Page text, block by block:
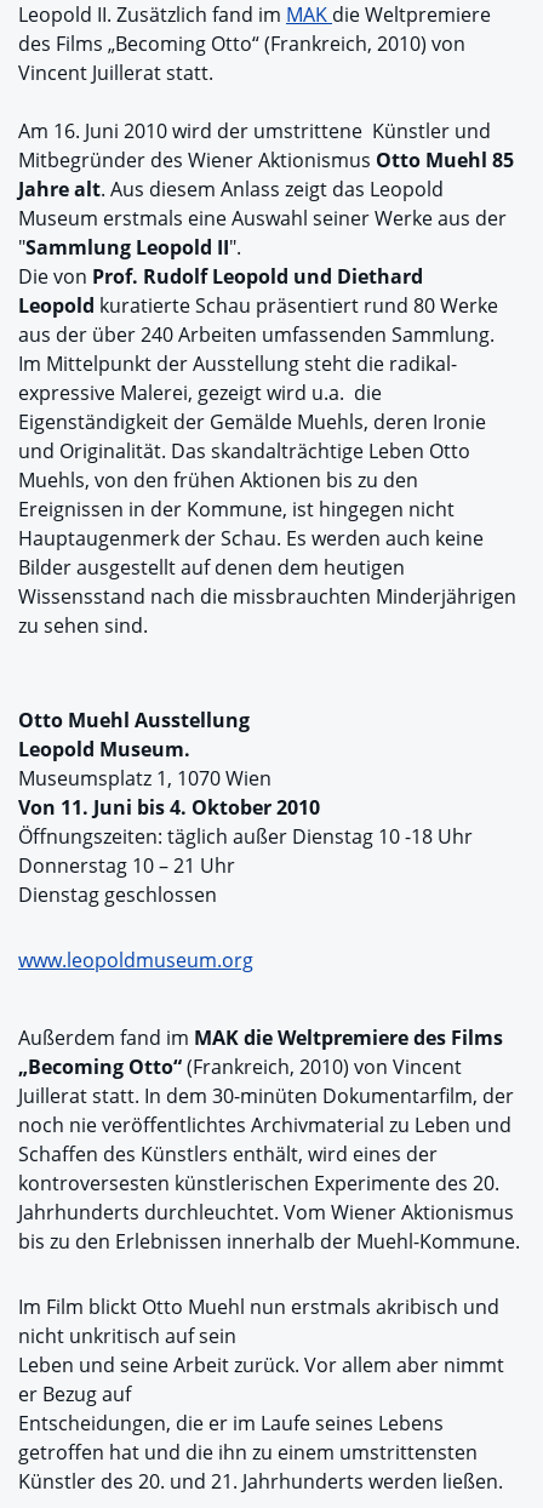
Leopold II. Zusätzlich fand im MAK die Weltpremiere
des Films „Becoming Otto“ (Frankreich, 2010) von
Vincent Juillerat statt.
Am 16. Juni 2010 wird der umstrittene Künstler und
Mitbegründer des Wiener Aktionismus Otto Muehl 85
Jahre alt. Aus diesem Anlass zeigt das Leopold
Museum erstmals eine Auswahl seiner Werke aus der
"Sammlung Leopold II".
Die von Prof. Rudolf Leopold und Diethard
Leopold kuratierte Schau präsentiert rund 80 Werke
aus der über 240 Arbeiten umfassenden Sammlung.
Im Mittelpunkt der Ausstellung steht die radikal-
expressive Malerei, gezeigt wird u.a. die
Eigenständigkeit der Gemälde Muehls, deren Ironie
und Originalität. Das skandalträchtige Leben Otto
Muehls, von den frühen Aktionen bis zu den
Ereignissen in der Kommune, ist hingegen nicht
Hauptaugenmerk der Schau. Es werden auch keine
Bilder ausgestellt auf denen dem heutigen
Wissensstand nach die missbrauchten Minderjährigen
zu sehen sind.
Otto Muehl Ausstellung
Leopold Museum.
Museumsplatz 1, 1070 Wien
Von 11. Juni bis 4. Oktober 2010
Öffnungszeiten: täglich außer Dienstag 10 -18 Uhr
Donnerstag 10 – 21 Uhr
Dienstag geschlossen
www.leopoldmuseum.org
Außerdem fand im MAK die Weltpremiere des Films
„Becoming Otto“(Frankreich, 2010) von Vincent
Juillerat statt. In dem 30-minüten Dokumentarfilm, der
noch nie veröffentlichtes Archivmaterial zu Leben und
Schaffen des Künstlers enthält, wird eines der
kontroversesten künstlerischen Experimente des 20.
Jahrhunderts durchleuchtet. Vom Wiener Aktionismus
bis zu den Erlebnissen innerhalb der Muehl-Kommune.
Im Film blickt Otto Muehl nun erstmals akribisch und
nicht unkritisch auf sein
Leben und seine Arbeit zurück. Vor allem aber nimmt
er Bezug auf
Entscheidungen, die er im Laufe seines Lebens
getroffen hat und die ihn zu einem umstrittensten
Künstler des 20. und 21. Jahrhunderts werden ließen.